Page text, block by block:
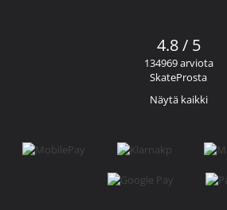
4.8 / 5
134969 arviota
SkateProsta
Näytä kaikki